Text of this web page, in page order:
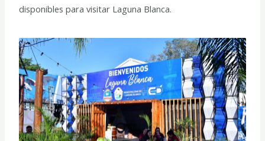
disponibles para visitar Laguna Blanca.